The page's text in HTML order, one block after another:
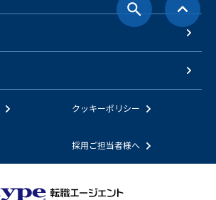
クッキーポリシー
採用ご担当者様へ